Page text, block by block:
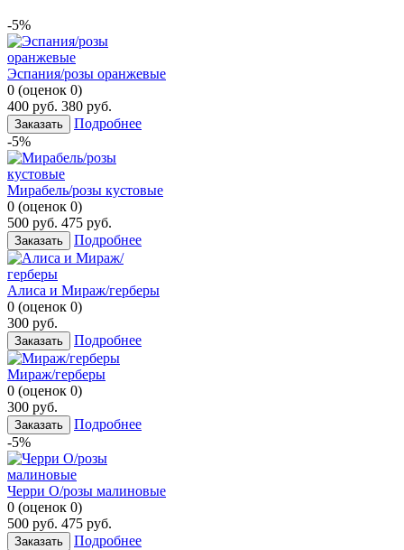
-5%
Эспания/розы оранжевые
0 (оценок 0)
400 руб. 380 руб.
Заказать
Подробнее
-5%
Мирабель/розы кустовые
0 (оценок 0)
500 руб. 475 руб.
Заказать Подробнее
Алиса и Мираж/герберы
0 (оценок 0)
300 руб.
Заказать Подробнее
Мираж/герберы
0 (оценок 0)
300 руб.
Заказать
Подробнее
-5%
Черри О/розы малиновые
0 (оценок 0)
500 руб. 475 руб.
Заказать
Подробнее